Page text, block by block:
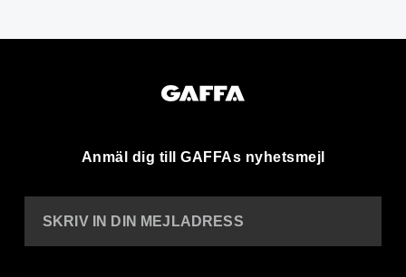
Anmäl dig till GAFFAs nyhetsmejl
SKRIV IN DIN MEJLADRESS